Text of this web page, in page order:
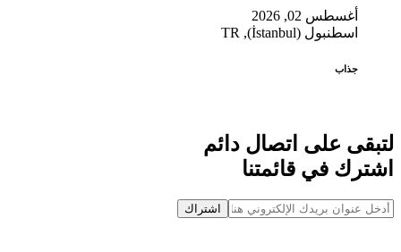
أغسطس 02, 2026
اسطنبول (İstanbul), TR
جذاب
لتبقى على اتصال دائم
اشترك في قائمتنا
اشتراك